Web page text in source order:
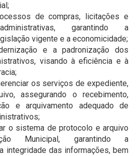
de compras, licitações e
garantindo a
vigente e a economicidade;
e a padronização dos
visando à eficiência e à
os serviços de expediente,
assegurando o recebimento,
e arquivamento adequado de
o sistema de protocolo e arquivo
Municipal, garantindo a
integridade das informações, bem